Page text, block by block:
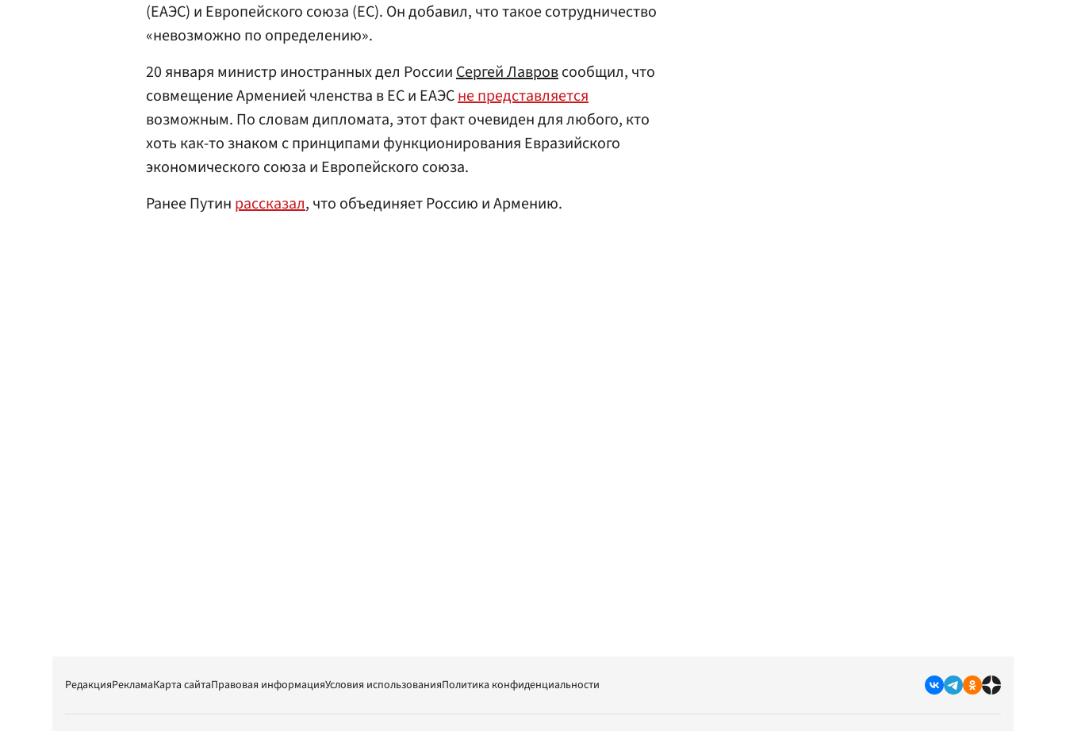
(ЕАЭС) и Европейского союза (ЕС). Он добавил, что такое сотрудничество
«невозможно по определению».
20 января министр иностранных дел РоссииСергей Лавровсообщил, что
совмещение Арменией членства в ЕС и ЕАЭСне представляется
возможным. По словам дипломата, этот факт очевиден для любого, кто
хоть как-то знаком с принципами функционирования Евразийского
экономического союза и Европейского союза.
Ранее Путин рассказал, что объединяет Россию и Армению.
РедакцияРекламаКарта сайтаПравовая информацияУсловия использованияПолитика конфиденциальности